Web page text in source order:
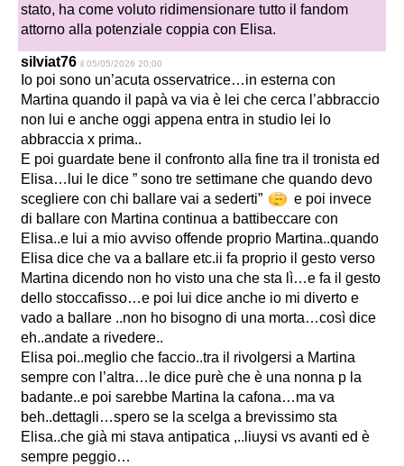
stato, ha come voluto ridimensionare tutto il fandom
attorno alla potenziale coppia con Elisa.
silviat76 il 05/05/2026 20:00
Io poi sono un’acuta osservatrice…in esterna con
Martina quando il papà va via è lei che cerca l’abbraccio
non lui e anche oggi appena entra in studio lei lo
abbraccia x prima..
E poi guardate bene il confronto alla fine tra il tronista ed
Elisa…lui le dice ” sono tre settimane che quando devo
scegliere con chi ballare vai a sederti”
e poi invece
di ballare con Martina continua a battibeccare con
Elisa..e lui a mio avviso offende proprio Martina..quando
Elisa dice che va a ballare etc.ii fa proprio il gesto verso
Martina dicendo non ho visto una che sta lì…e fa il gesto
dello stoccafisso…e poi lui dice anche io mi diverto e
vado a ballare ..non ho bisogno di una morta…così dice
eh..andate a rivedere..
Elisa poi..meglio che faccio..tra il rivolgersi a Martina
sempre con l’altra…le dice purè che è una nonna p la
badante..e poi sarebbe Martina la cafona…ma va
beh..dettagli…spero se la scelga a brevissimo sta
Elisa..che già mi stava antipatica ,..liuysi vs avanti ed è
sempre peggio…